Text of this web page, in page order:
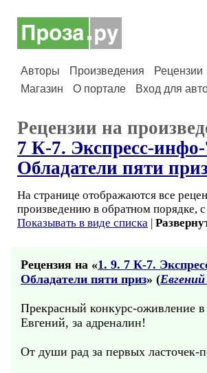
Авторы Произведения Рецензии
Магазин
О портале Вход для
Рецензии на
7 К-7. Экспресс-
Обладатели пяти
На странице отображаются все
произведению в обратном порядке,
Показывать в виде списка |
Рецензия на «1. 9. 7 К-7.
Обладатели пяти приз» (
Прекрасный конкурс-оживление
Евгений, за адреналин!
От души рад за первых ласточек-